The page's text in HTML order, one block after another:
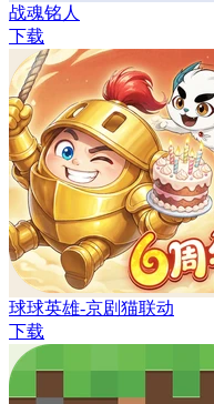
战魂铭人
下载
球球英雄-京剧猫联动
下载